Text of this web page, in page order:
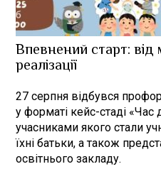
Впевнений старт: від
реалізації
27 серпня відбувся
у форматі кейс-стаді «Час
учасниками якого стали
їхні батьки, а також
освітнього закладу.